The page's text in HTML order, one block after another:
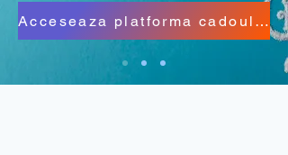
Acceseaza platforma cadoulcuzambete.ro